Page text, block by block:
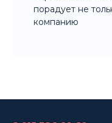
8 915 326 60 60
- Оптовый отдел